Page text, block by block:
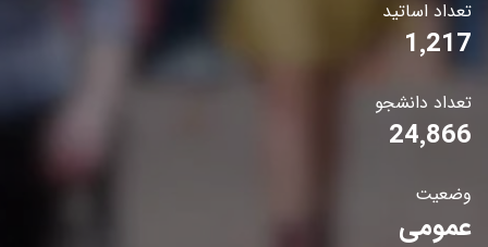
تعداد اساتید
1٬217
تعداد دانشجو
24٬866
وضعیت
عمومی